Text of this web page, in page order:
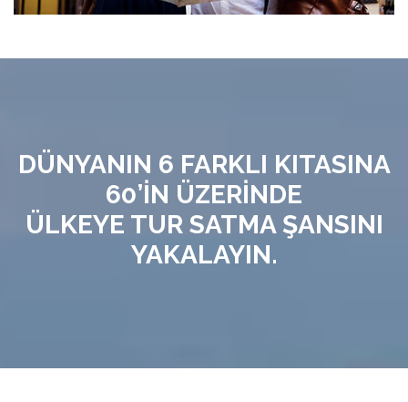
DÜNYANIN 6 FARKLI KITASINA
60’İN ÜZERİNDE
ÜLKEYE TUR SATMA ŞANSINI
YAKALAYIN.